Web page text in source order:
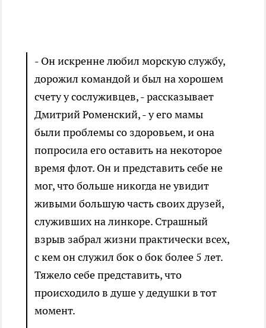
- Он искренне любил морскую службу,
дорожил командой и был на хорошем
счету у сослуживцев, - рассказывает
Дмитрий Роменский, - у его мамы
были проблемы со здоровьем, и она
попросила его оставить на некоторое
время флот. Он и представить себе не
мог, что больше никогда не увидит
живыми большую часть своих друзей,
служивших на линкоре. Страшный
взрыв забрал жизни практически всех,
с кем он служил бок о бок более 5 лет.
Тяжело себе представить, что
происходило в душе у дедушки в тот
момент.